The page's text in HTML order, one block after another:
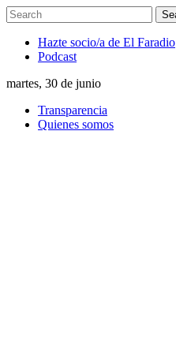
Hazte socio/a de El Faradio
Podcast
martes, 30 de junio
Transparencia
Quienes somos